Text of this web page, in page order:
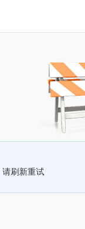
请刷新重试